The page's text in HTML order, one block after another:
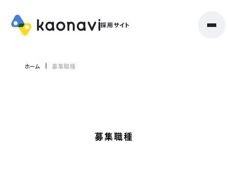
ホーム 募集職種
募集職種